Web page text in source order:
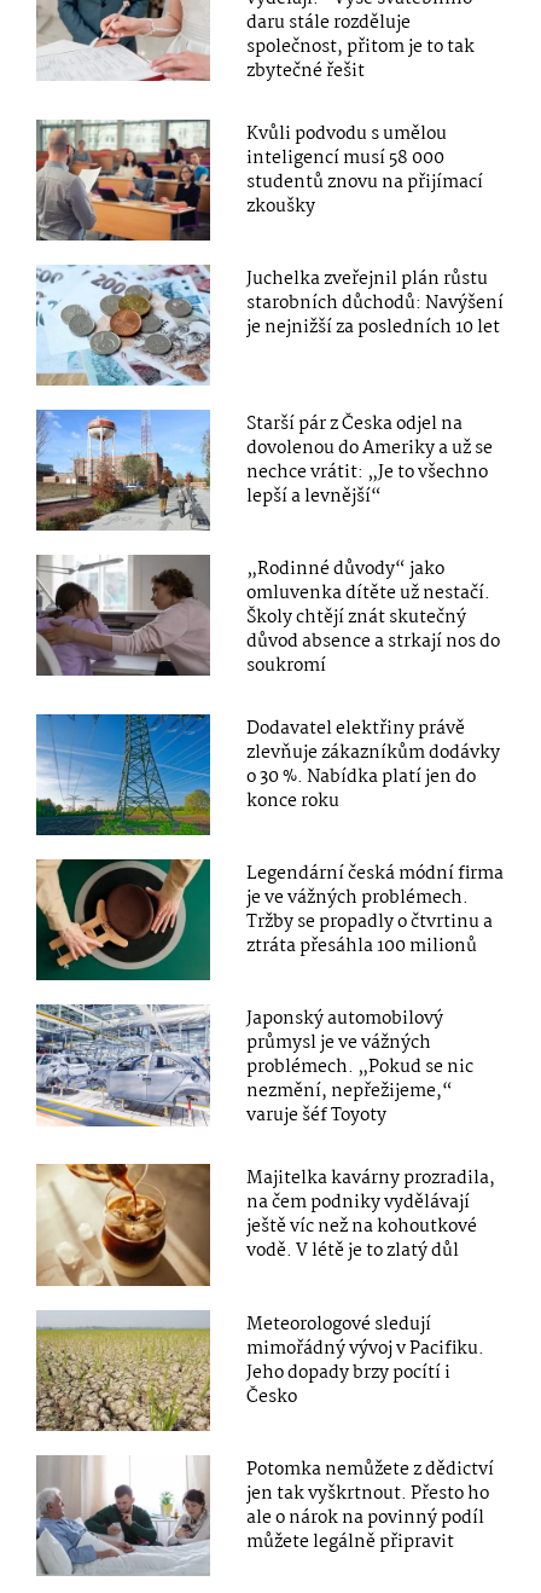
daru stále rozděluje
společnost, přitom je to tak
zbytečné řešit
Kvůli podvodu s umělou
inteligencí musí 58 000
studentů znovu na přijímací
zkoušky
Juchelka zveřejnil plán růstu
starobních důchodů: Navýšení
je nejnižší za posledních 10 let
Starší pár z Česka odjel na
dovolenou do Ameriky a už se
nechce vrátit: „Je to všechno
lepší a levnější“
„Rodinné důvody“ jako
omluvenka dítěte už nestačí.
Školy chtějí znát skutečný
důvod absence a strkají nos do
soukromí
Dodavatel elektřiny právě
zlevňuje zákazníkům dodávky
o 30 %. Nabídka platí jen do
konce roku
Legendární česká módní firma
je ve vážných problémech.
Tržby se propadly o čtvrtinu a
ztráta přesáhla 100 milionů
Japonský automobilový
průmysl je ve vážných
problémech. „Pokud se nic
nezmění, nepřežijeme,“
varuje šéf Toyoty
Majitelka kavárny prozradila,
na čem podniky vydělávají
ještě víc než na kohoutkové
vodě. V létě je to zlatý důl
Meteorologové sledují
mimořádný vývoj v Pacifiku.
Jeho dopady brzy pocítí i
Česko
Potomka nemůžete z dědictví
jen tak vyškrtnout. Přesto ho
ale o nárok na povinný podíl
můžete legálně připravit